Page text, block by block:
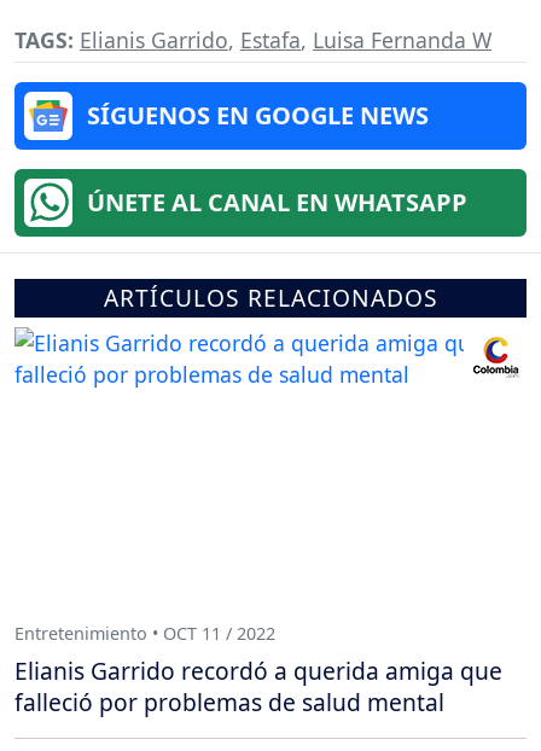
TAGS: Elianis Garrido, Estafa, Luisa Fernanda W
SÍGUENOS EN GOOGLE NEWS
ÚNETE AL CANAL EN WHATSAPP
ARTÍCULOS RELACIONADOS
Entretenimiento • OCT 11 / 2022
Elianis Garrido recordó a querida amiga que
falleció por problemas de salud mental